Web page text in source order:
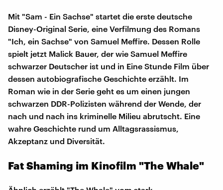
Mit "Sam - Ein Sachse" startet die erste deutsche
Disney-Original Serie, eine Verfilmung des Romans
"Ich, ein Sachse" von Samuel Meffire. Dessen Rolle
spielt jetzt Malick Bauer, der wie Samuel Meffire
schwarzer Deutscher ist und in Eine Stunde Film über
dessen autobiografische Geschichte erzählt. Im
Roman wie in der Serie geht es um einen jungen
schwarzen DDR-Polizisten während der Wende, der
nach und nach ins kriminelle Milieu abrutscht. Eine
wahre Geschichte rund um Alltagsrassismus,
Akzeptanz und Diversität.
Fat Shaming im Kinofilm "The Whale"